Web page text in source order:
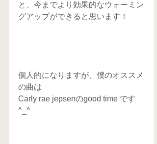
と、今までより効果的なウォーミン
グアップができると思います！
個人的になりますが、僕のオススメ
の曲は
Carly rae jepsenのgood time です
^_^